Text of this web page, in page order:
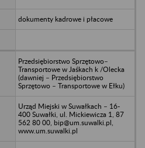
dokumenty kadrowe i płacowe
Przedsiębiorstwo Sprzętowo–
Transportowe w Jaśkach k /Olecka
(dawniej – Przedsiębiorstwo
Sprzętowo – Transportowe w Ełku)
Urząd Miejski w Suwałkach – 16-
400 Suwałki, ul. Mickiewicza 1, 87
562 80 00, bip@um.suwalki.pl,
www.um.suwalki.pl